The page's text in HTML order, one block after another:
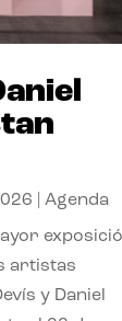
Agenda
artistas
y Daniel